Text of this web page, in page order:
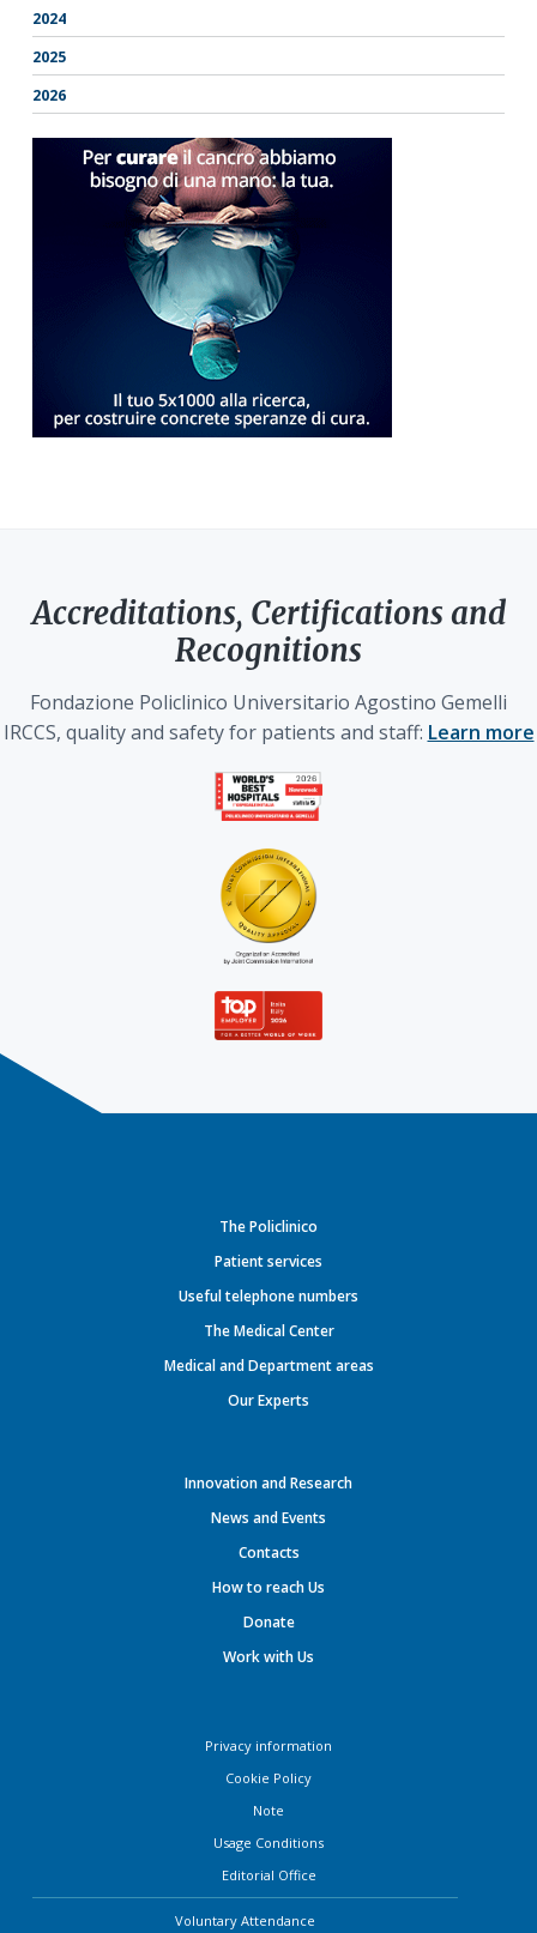
2024
2025
2026
Accreditations, Certifications and
Recognitions
Fondazione Policlinico Universitario Agostino Gemelli
IRCCS, quality and safety for patients and staff: Learn more
The Policlinico
Patient services
Useful telephone numbers
The Medical Center
Medical and Department areas
Our Experts
Innovation and Research
News and Events
Contacts
How to reach Us
Donate
Work with Us
Privacy information
Cookie Policy
Note
Usage Conditions
Editorial Office
Voluntary Attendance